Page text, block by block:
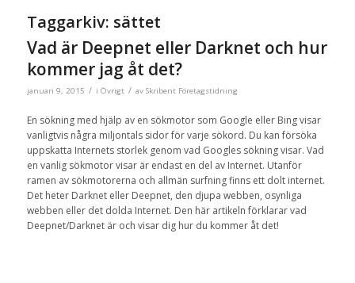
Taggarkiv: sättet
Vad är Deepnet eller Darknet och hur
kommer jag åt det?
januari 9, 2015 / i Övrigt / av Skribent Företagstidning
En sökning med hjälp av en sökmotor som Google eller Bingvisar
vanligtvis några miljontals sidorför varje sökord. Du kan försöka
uppskatta Internets storlek genom vad Googles sökning visar. Vad
en vanlig sökmotor visar är endast en del av Internet. Utanför
ramen av sökmotorerna och allmän surfning finns ett dolt internet.
Det heter Darkneteller Deepnet, den djupa webben, osynliga
webben ellerdet dolda Internet. Den här artikeln förklarar vad
Deepnet/Darknet är och visar dig hur du kommer åt det!